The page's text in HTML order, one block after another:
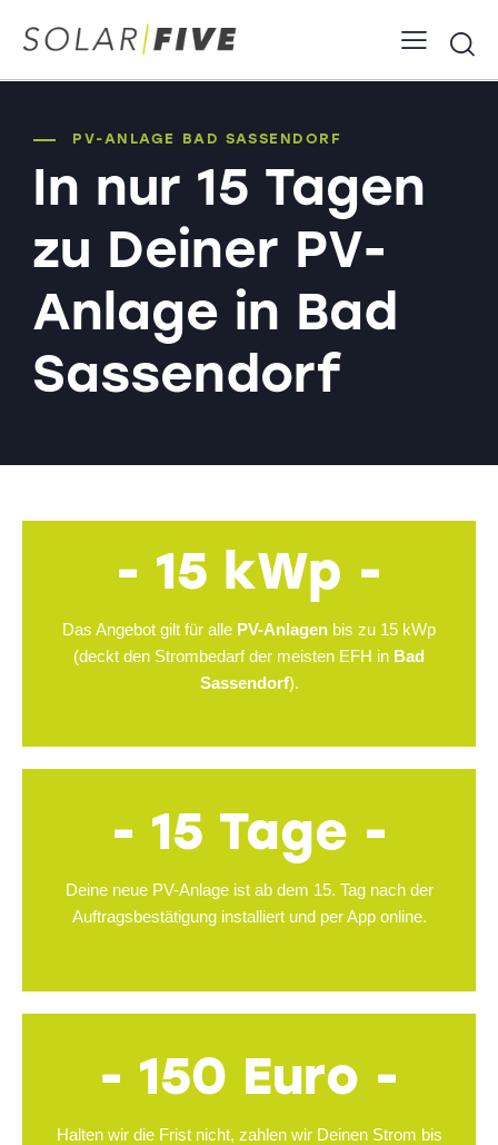
PV-ANLAGE BAD SASSENDORF
In nur 15 Tagen
zu Deiner PV-
Anlage in Bad
Sassendorf
- 15 kWp -
Das Angebot gilt für alle PV-Anlagen bis zu 15 kWp
(deckt den Strombedarf der meisten EFH in Bad
Sassendorf).
- 15 Tage -
Deine neue PV-Anlage ist ab dem 15. Tag nach der
Auftragsbestätigung installiert und per App online.
- 150 Euro -
Halten wir die Frist nicht, zahlen wir Deinen Strom bis